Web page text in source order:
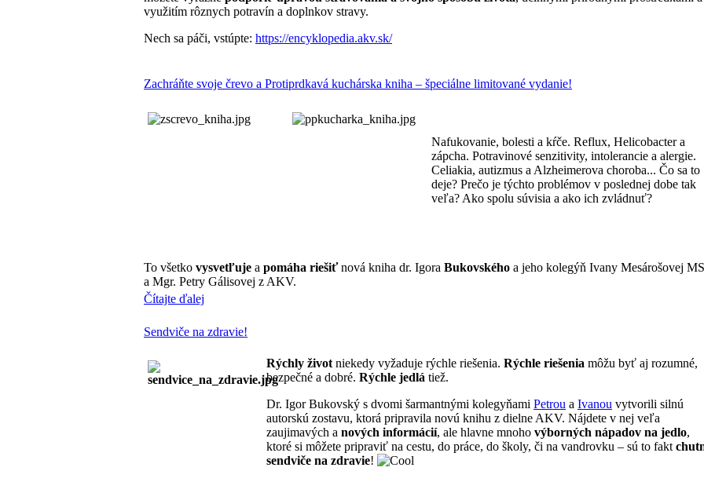
využitím rôznych potravín a doplnkov stravy.
Nech sa páči, vstúpte: https://encyklopedia.akv.sk/
Zachráňte svoje črevo a Protiprdkavá kuchárska kniha – špeciálne limitované vydanie!
Nafukovanie, bolesti a kŕče. Reflux, Helicobacter a
zápcha. Potravinové senzitivity, intolerancie a alergie.
Celiakia, autizmus a Alzheimerova choroba... Čo sa to
deje? Prečo je týchto problémov v poslednej dobe tak
veľa? Ako spolu súvisia a ako ich zvládnuť?
To všetko vysvetľuje a pomáha riešiťnová kniha dr. Igora Bukovského a jeho kolegýň Ivany Mesárošovej
a Mgr. Petry Gálisovej z AKV.
Čítajte ďalej
Sendviče na zdravie!
Rýchly život niekedy vyžaduje rýchle riešenia. Rýchle riešenia môžu byť aj rozumné,
bezpečné a dobré. Rýchle jedlá tiež.
Dr. Igor Bukovský s dvomi šarmantnými kolegyňami Petrou a Ivanou vytvorili silnú
autorskú zostavu, ktorá pripravila novú knihu z dielne AKV. Nájdete v nej veľa
zaujimavých a nových informácií, ale hlavne mnoho výborných nápadov na jedlo,
ktoré si môžete pripraviť na cestu, do práce, do školy, či na vandrovku – sú to fakt
sendviče na zdravie!